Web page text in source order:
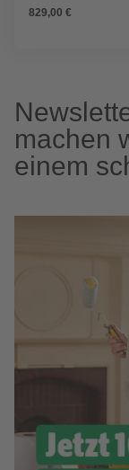
829,00 €
machen
einem